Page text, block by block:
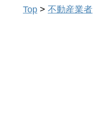
Top > 不動産業者